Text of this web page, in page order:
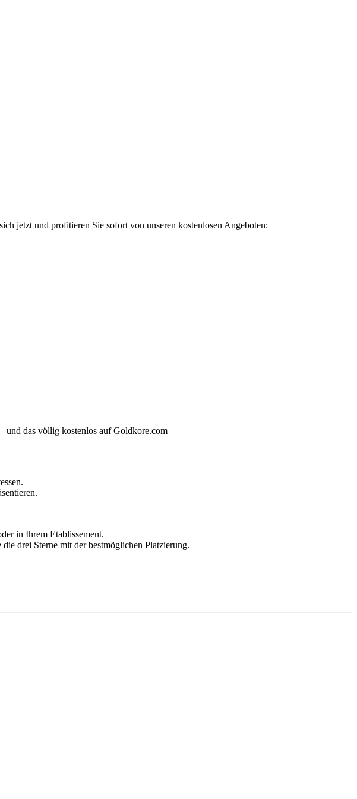
jetzt und profitieren Sie sofort von unseren kostenlosen Angeboten:
und das völlig kostenlos auf Goldkore.com
in Ihrem Etablissement.
drei Sterne mit der bestmöglichen Platzierung.